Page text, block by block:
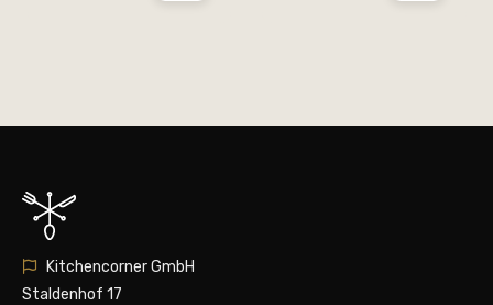
Kitchencorner GmbH
Staldenhof 17